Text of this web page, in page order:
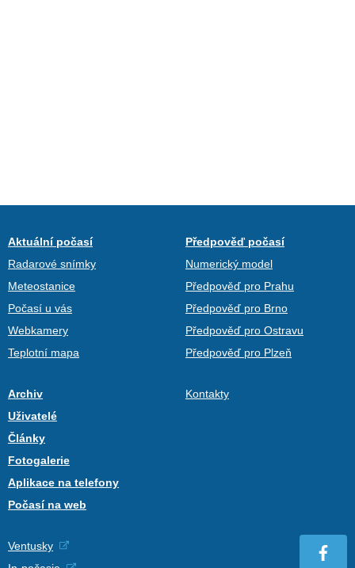
Aktuální počasí
Radarové snímky
Meteostanice
Počasí u vás
Webkamery
Teplotní mapa
Předpověď počasí
Numerický model
Předpověď pro Prahu
Předpověď pro Brno
Předpověď pro Ostravu
Předpověď pro Plzeň
Archiv
Uživatelé
Články
Fotogalerie
Aplikace na telefony
Počasí na web
Kontakty
Ventusky